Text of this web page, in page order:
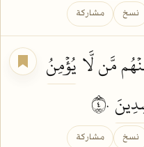
نسخ مشاركة
مَّن لَّا يُؤۡمِنُ
نسخ مشاركة